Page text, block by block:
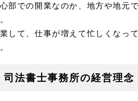
く
1.
事務
所の
部での開業なのか、地方や地元
して、仕事が増えて忙しくなっ
司法書士事務所の経営理念